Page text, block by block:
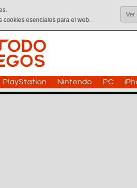
cookies esenciales para el web.
Ver
PlayStation Nintendo PC